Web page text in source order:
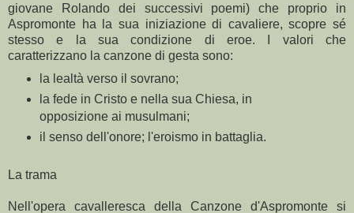
giovane Rolando dei successivi poemi) che proprio in
Aspromonte ha la sua iniziazione di cavaliere, scopre sé
stesso e la sua condizione di eroe. I valori che
caratterizzano la canzone di gesta sono:
la lealtà verso il sovrano;
la fede in Cristo e nella sua Chiesa, in
opposizione ai musulmani;
il senso dell'onore; l'eroismo in battaglia.
La trama
Nell'opera cavalleresca della Canzone d'Aspromonte si